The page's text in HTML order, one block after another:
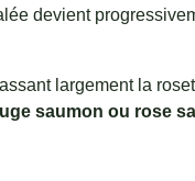
devient
largement la
saumon ou rose